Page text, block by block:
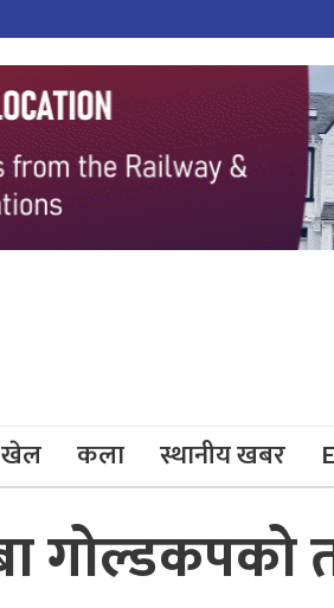
खेल कला स्थानीय खबर